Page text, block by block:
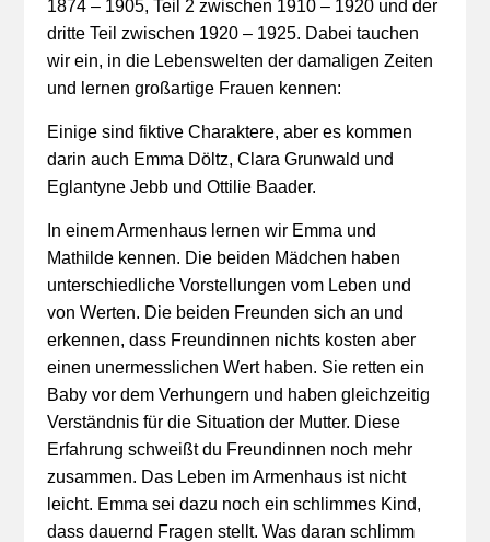
1874 – 1905, Teil 2 zwischen 1910 – 1920 und der
dritte Teil zwischen 1920 – 1925. Dabei tauchen
wir ein, in die Lebenswelten der damaligen Zeiten
und lernen großartige Frauen kennen:
Einige sind fiktive Charaktere, aber es kommen
darin auch Emma Döltz, Clara Grunwald und
Eglantyne Jebb und Ottilie Baader.
In einem Armenhaus lernen wir Emma und
Mathilde kennen. Die beiden Mädchen haben
unterschiedliche Vorstellungen vom Leben und
von Werten. Die beiden Freunden sich an und
erkennen, dass Freundinnen nichts kosten aber
einen unermesslichen Wert haben. Sie retten ein
Baby vor dem Verhungern und haben gleichzeitig
Verständnis für die Situation der Mutter. Diese
Erfahrung schweißt du Freundinnen noch mehr
zusammen. Das Leben im Armenhaus ist nicht
leicht. Emma sei dazu noch ein schlimmes Kind,
dass dauernd Fragen stellt. Was daran schlimm